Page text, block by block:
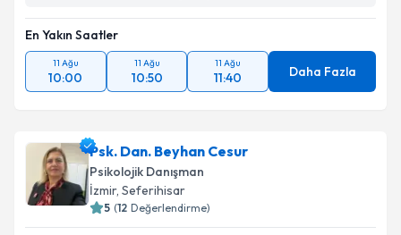
En Yakın Saatler
11 Ağu
10:00
11 Ağu
10:50
11 Ağu
11:40 Daha Fazla
Psk. Dan. Beyhan Cesur
Psikolojik Danışman
İzmir, Seferihisar
5 (12 Değerlendirme)